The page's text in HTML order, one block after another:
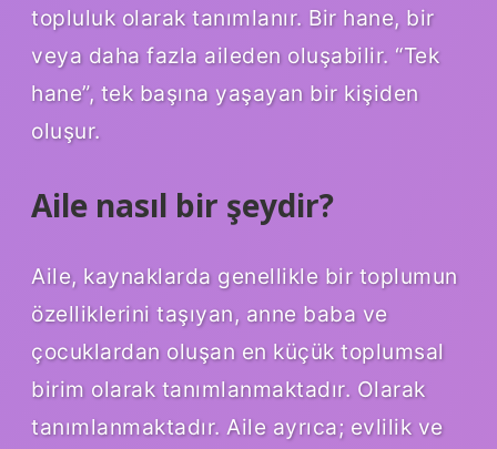
topluluk olarak tanımlanır. Bir hane, bir
veya daha fazla aileden oluşabilir. “Tek
hane”, tek başına yaşayan bir kişiden
oluşur.
Aile nasıl bir şeydir?
Aile, kaynaklarda genellikle bir toplumun
özelliklerini taşıyan, anne baba ve
çocuklardan oluşan en küçük toplumsal
birim olarak tanımlanmaktadır. Olarak
tanımlanmaktadır. Aile ayrıca; evlilik ve